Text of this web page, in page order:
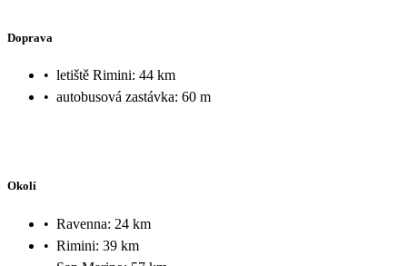
Doprava
• letiště Rimini: 44 km
• autobusová zastávka: 60 m
Okolí
• Ravenna: 24 km
• Rimini: 39 km